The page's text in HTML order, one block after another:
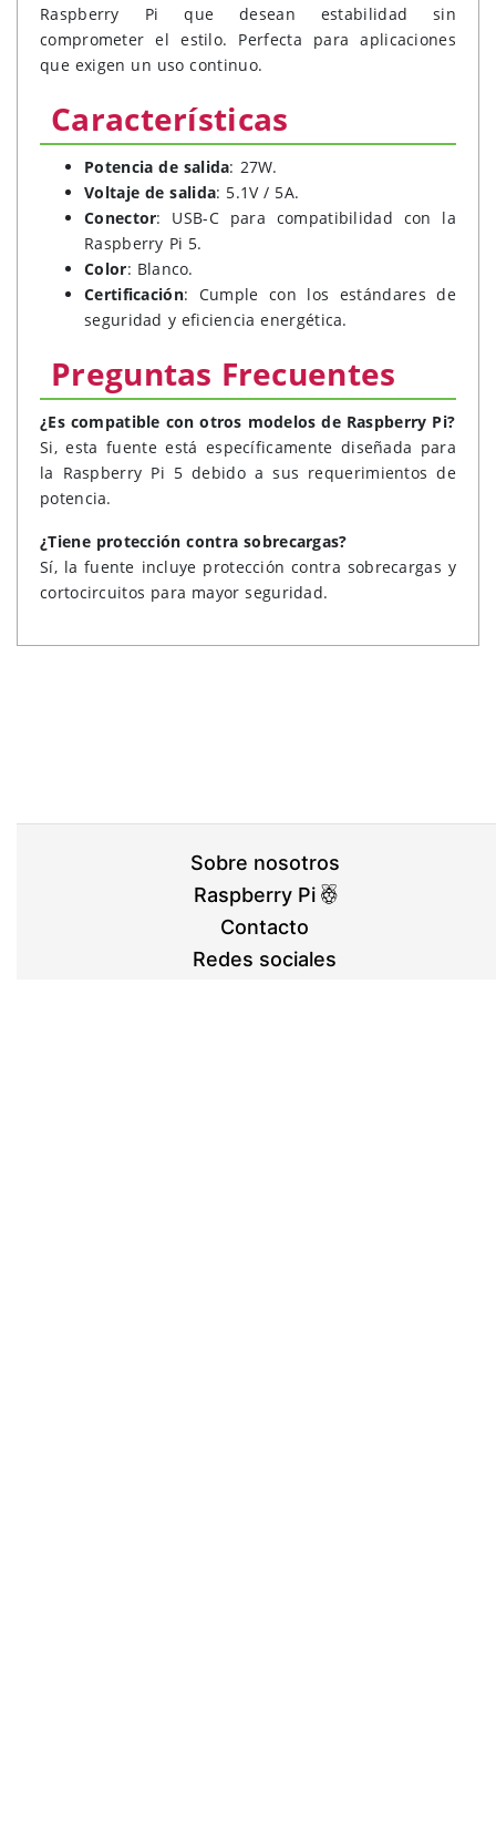
Raspberry Pi que desean estabilidad sin
comprometer el estilo. Perfecta para aplicaciones
que exigen un uso continuo.
Características
Potencia de salida: 27W.
Voltaje de salida: 5.1V / 5A.
Conector: USB-C para compatibilidad con la
Raspberry Pi 5.
Color: Blanco.
Certificación: Cumple con los estándares de
seguridad y eficiencia energética.
Preguntas Frecuentes
¿Es compatible con otros modelos de Raspberry Pi?
Si, esta fuente está específicamente diseñada para
la Raspberry Pi 5 debido a sus requerimientos de
potencia.
¿Tiene protección contra sobrecargas?
Sí, la fuente incluye protección contra sobrecargas y
cortocircuitos para mayor seguridad.
Sobre nosotros
Raspberry Pi
Contacto
Redes sociales